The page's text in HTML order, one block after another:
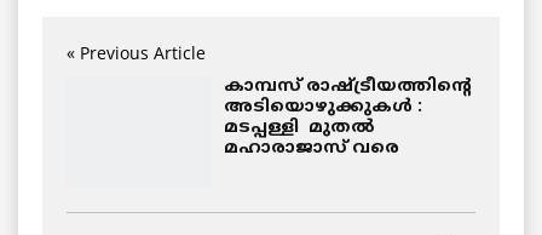
« Previous Article
കാമ്പസ് രാഷ്ട്രീയത്തിന്റെ
അടിയൊഴുക്കുകൾ :
മടപ്പള്ളി മുതൽ
മഹാരാജാസ് വരെ